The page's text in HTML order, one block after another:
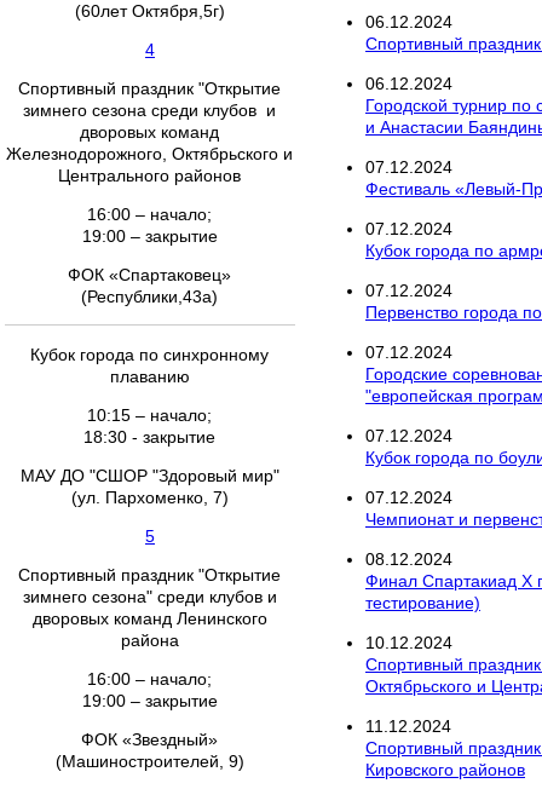
(60лет Октября,5г)
4
Спортивный праздник "Открытие
зимнего сезона среди клубов и
дворовых команд
Железнодорожного, Октябрьского и
Центрального районов
16:00 – начало;
19:00 – закрытие
ФОК «Спартаковец»
(Республики,43а)
Кубок города по синхронному
плаванию
10:15 – начало;
18:30 - закрытие
МАУ ДО "СШОР "Здоровый мир"
(ул. Пархоменко, 7)
5
Спортивный праздник "Открытие
зимнего сезона" среди клубов и
дворовых команд Ленинского
района
16:00 – начало;
19:00 – закрытие
ФОК «Звездный»
(Машиностроителей, 9)
06.12.2024
Спортивный
06.12.2024
Городской турнир
и Анастасии
07.12.2024
Фестиваль «Левый-
07.12.2024
Кубок города по
07.12.2024
Первенство города
07.12.2024
Городские
"европейская
07.12.2024
Кубок города по
07.12.2024
Чемпионат и
08.12.2024
Финал Спартакиад Х
тестирование)
10.12.2024
Спортивный
Октябрьского и
11.12.2024
Спортивный
Кировского районов